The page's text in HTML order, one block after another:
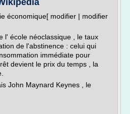
économique[ modifier | modifier
l' école néoclassique , le taux
de l'abstinence : celui qui
immédiate pour
devient le prix du temps , la
John Maynard Keynes , le